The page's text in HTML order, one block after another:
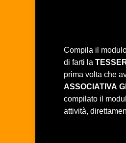
Compila il
di farti la
prima volta che
ASSOCIATIVA
compilato il
attività,